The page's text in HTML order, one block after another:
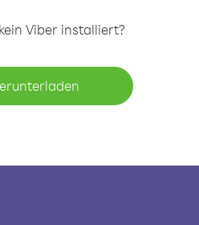
Viber installiert?